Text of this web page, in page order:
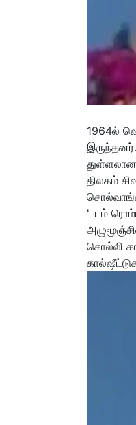
1964ல்
துள்ளலான
திலகம்
'படம்
சொல்லி